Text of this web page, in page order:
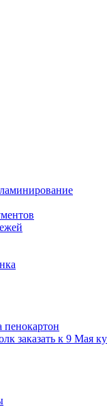
пенокартон
заказать к 9 Мая